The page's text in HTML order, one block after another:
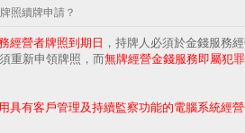
照續牌申請？
經營者牌照到期日 ，持牌人必須於金錢服務
重新申領牌照，而無牌經營金錢服務即屬犯罪
具有客戶管理及持續監察功能的電腦系統經